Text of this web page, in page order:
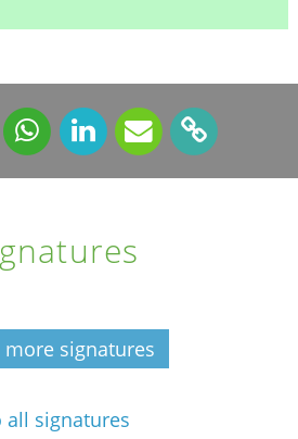
more signatures
all signatures